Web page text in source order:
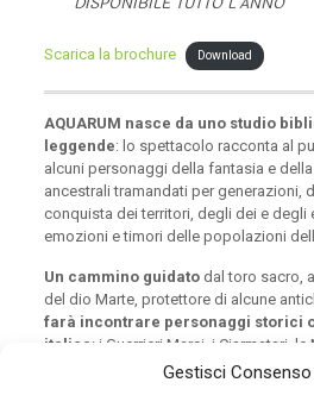
Gestisci
Scarica la brochure Download
AQUARUM nasce da uno studio
leggende: lo spettacolo racconta al
alcuni personaggi della fantasia e
ancestrali tramandati per generazioni,
conquista dei territori, degli dei e degli
emozioni e timori delle popolazioni
Un cammino guidatodal toro sacro,
del dio Marte, protettore di alcune
farà incontrare personaggi storici
italica : i Guerrieri Marsi, i Ciarmatari,
Angizia, Marsia e la storia